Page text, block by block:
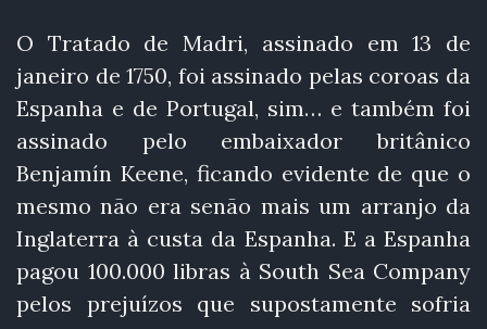
O Tratado de Madri, assinado em 13 de
janeiro de 1750, foi assinado pelas coroas da
Espanha e de Portugal, sim… e também foi
assinado pelo embaixador britânico
Benjamín Keene, ficando evidente de que o
mesmo não era senão mais um arranjo da
Inglaterra à custa da Espanha. E a Espanha
pagou 100.000 libras à South Sea Company
pelos prejuízos que supostamente sofria